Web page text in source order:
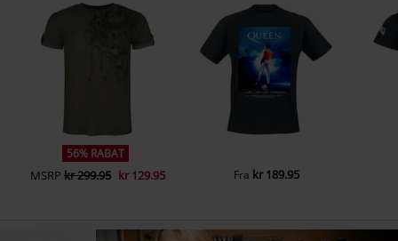
56% RABAT
MSRP kr 299.95 kr 129.95 Fra kr 189.95